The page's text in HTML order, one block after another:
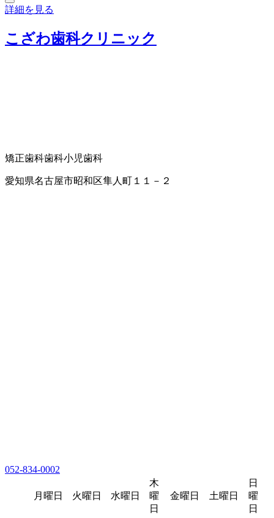
詳細を見る
こざわ歯科クリニック
矯正歯科歯科小児歯科
愛知県名古屋市昭和区隼人町１１－２
052-834-0002
月曜日 火曜日 水曜日
木
曜
日
金曜日 土曜日
日
曜
日